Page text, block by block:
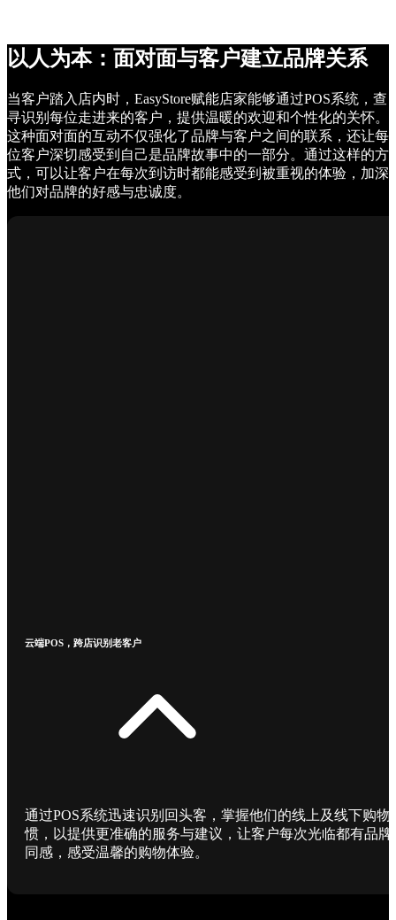
以人为本：面对面与客户建立品牌关系
当客户踏入店内时，EasyStore赋能店家能够通过POS系统，查
寻识别每位走进来的客户，提供温暖的欢迎和个性化的关怀。
这种面对面的互动不仅强化了品牌与客户之间的联系，还让每
位客户深切感受到自己是品牌故事中的一部分。通过这样的方
式，可以让客户在每次到访时都能感受到被重视的体验，加深
他们对品牌的好感与忠诚度。
云端POS，跨店识别老客户
通过POS系统迅速识别回头客，掌握他们的线上及线下购物
惯，以提供更准确的服务与建议，让客户每次光临都有品牌
同感，感受温馨的购物体验。